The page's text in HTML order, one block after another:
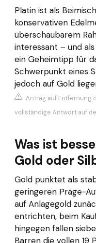
Platin ist als
konservativen
überschaubarem
interessant – und
ein Geheimtipp für
Schwerpunkt eines
jedoch auf Gold
Antrag auf Entfernung
vollständige Antwort auf
Was ist
Gold oder
Gold punktet als
geringeren Präge-
auf Anlagegold
entrichten, beim
hingegen fallen
Barren die vollen 19